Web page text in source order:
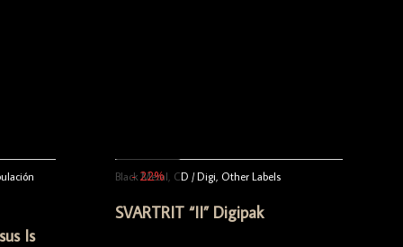
Is
- 22%
Black Metal CD / Digi ,Other Labels
SVARTRIT “II” Digipak